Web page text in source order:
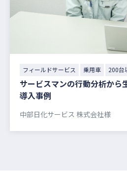
フィールドサービス 乗用車 200台
サービスマンの⾏動分析から
導⼊事例
中部⽇化サービス 株式会社様